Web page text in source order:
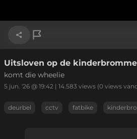
Link kopiëren
Uitsloven op de
komt die wheelie
5 jun. '26 @ 19:42 | 14.583 views (0 views
deurbel cctv fatbike